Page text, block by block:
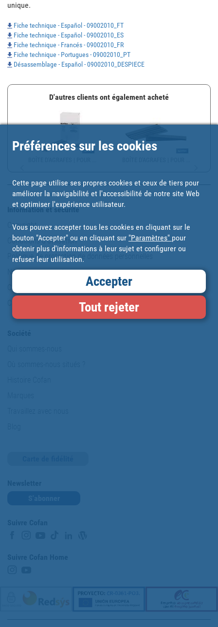
unique.
Fiche technique - Español - 09002010_FT
Fiche technique - Español - 09002010_ES
Fiche technique - Francés - 09002010_FR
Fiche technique - Portugues - 09002010_PT
Désassemblage - Español - 09002010_DESPIECE
D'autres clients ont également acheté
Information et sécurité
Copyright
Conditions d'utilisation
Politique de protection de données personnelles
Notre engagement
Carte du site
Cookies
Préférences sur les cookies
Cette page utilise ses propres cookies et ceux de tiers pour
améliorer la navigabilité et l'accessibilité de notre site Web
et optimiser l'expérience utilisateur.
Vous pouvez accepter tous les cookies en cliquant sur le
bouton "Accepter" ou en cliquant sur "Paramètres" pour
obtenir plus d'informations à leur sujet et configurer ou
refuser leur utilisation.
Accepter
Tout rejeter